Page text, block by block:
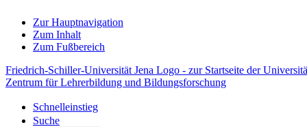
Zur Hauptnavigation
Zum Inhalt
Zum Fußbereich
Friedrich-Schiller-Universität Jena Logo - zur Startseite der
Zentrum für Lehrerbildung und Bildungsforschung
Schnelleinstieg
Suche